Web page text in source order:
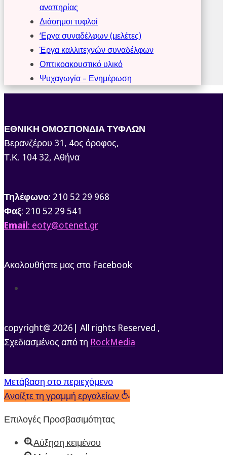
αναπηρίας
Διάσημοι τυφλοί
‘Εργα συναδέλφων (μελέτες)
Έργα καλλιτεχνών συναδέλφων
Οπτικοακουστικό υλικό
Ψυχαγωγία – Ενημέρωση
ΕΘΝΙΚΗ ΟΜΟΣΠΟΝΔΙΑ ΤΥΦΛΩΝ
Βερανζέρου 31, 4ος όροφος,
Τ.Κ. 104 32, Αθήνα
Τηλέφωνο: 210 52 29 968
Φαξ: 210 52 29 541
Email: eoty@otenet.gr
Ακολουθήστε μας στο Facebook
copyright@ 2026| All rights Reserved ,
Σχεδιασμένος από τη RockMedia
Μετάβαση στο περιεχόμενο
Ανοίξτε τη γραμμή εργαλείων
Επιλογές Προσβασιμότητας
Αύξηση κειμένου